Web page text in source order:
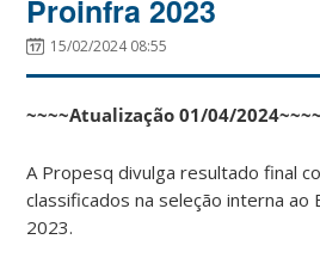
Proinfra 2023
15/02/2024 08:55
~~~~Atualização 01/04/2024~~~~
A Propesq divulga resultado final
classificados na seleção interna ao
2023.